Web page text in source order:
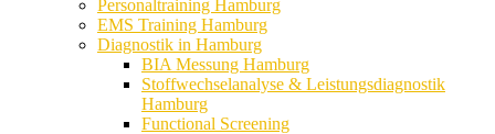
Personaltraining Hamburg
EMS Training Hamburg
Diagnostik in Hamburg
BIA Messung Hamburg
Stoffwechselanalyse & Leistungsdiagnostik
Hamburg
Functional Screening